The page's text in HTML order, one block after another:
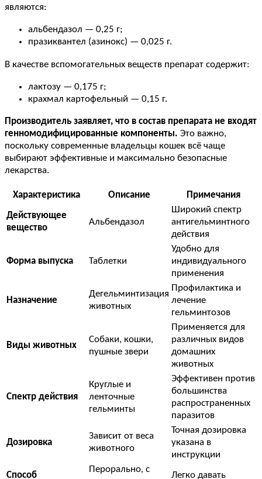
являются:
альбендазол — 0,25 г;
празиквантел (азинокс) — 0,025 г.
В качестве вспомогательных веществ препарат содержит:
лактозу — 0,175 г;
крахмал картофельный — 0,15 г.
Производитель заявляет, что в состав препарата не входят
генномодифицированные компоненты. Это важно,
поскольку современные владельцы кошек всё чаще
выбирают эффективные и максимально безопасные
лекарства.
Характеристика Описание Примечания
Действующее
вещество
Альбендазол
Широкий спектр
антигельминтного
действия
Форма выпуска Таблетки
Удобно для
индивидуального
применения
Назначение
Дегельминтизация
животных
Профилактика и
лечение
гельминтозов
Виды животных
Собаки, кошки,
пушные звери
Применяется для
различных видов
домашних
животных
Спектр действия
Круглые и
ленточные
гельминты
Эффективен против
большинства
распространенных
паразитов
Дозировка
Зависит от веса
животного
Точная дозировка
указана в
инструкции
Способ
Перорально, с
Легко давать